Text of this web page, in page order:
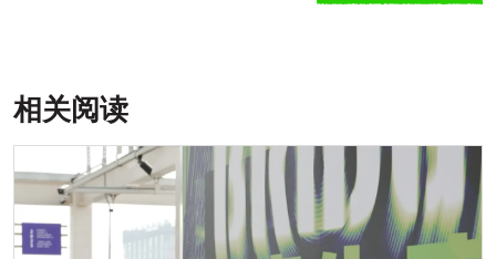
相关阅读